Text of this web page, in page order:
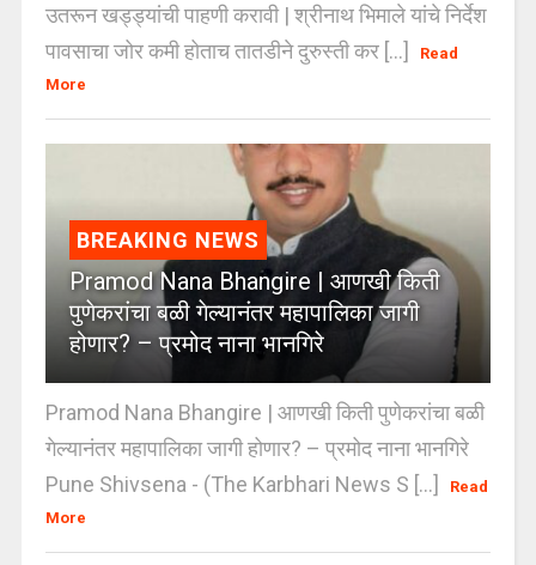
उतरून खड्ड्यांची पाहणी करावी | श्रीनाथ भिमाले यांचे निर्देश
पावसाचा जोर कमी होताच तातडीने दुरुस्ती कर [...]
Read
More
BREAKING NEWS
Pramod Nana Bhangire | आणखी किती
पुणेकरांचा बळी गेल्यानंतर महापालिका जागी
होणार? – प्रमोद नाना भानगिरे
Pramod Nana Bhangire | आणखी किती पुणेकरांचा बळी
गेल्यानंतर महापालिका जागी होणार? – प्रमोद नाना भानगिरे
Pune Shivsena - (The Karbhari News S [...]
Read
More